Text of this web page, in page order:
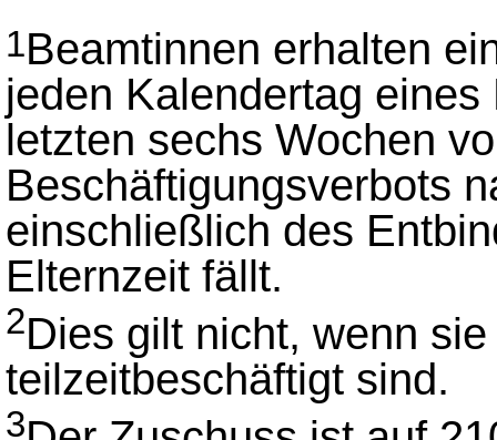
1Beamtinnen erhalten
jeden Kalendertag
letzten sechs Wochen
Beschäftigungsverbots
einschließlich des
Elternzeit fällt.
2Dies gilt nicht, wenn
teilzeitbeschäftigt sind.
3